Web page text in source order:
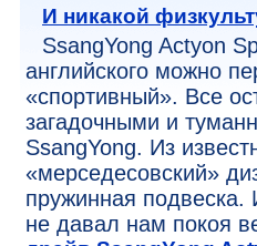
И никакой
SsangYong Actyon
английского можно
«спортивный». Все
загадочными и
SsangYong. Из
«мерседесовский»
пружинная
не давал нам покоя